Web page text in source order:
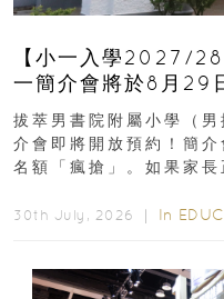
【小一入學2027/
一簡介會將於8月29
｜更設有網上重溫
拔萃男書院附屬小學（
介會即將開放預約！簡
名額「瘋搶」。如果家
30th July, 2026 ｜ In